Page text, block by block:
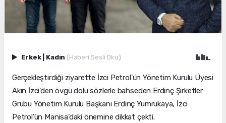
Erkek Kadın (Haberi Sesli Oku)
Gerçekleştirdiği ziyarette İzci Petrol'ün Yönetim Kurulu Üyesi
Akın İzci'den övgü dolu sözlerle bahseden Erdinç Şirketler
Grubu Yönetim Kurulu Başkanı Erdinç Yumrukaya, İzci
Petrol’ün Manisa’daki önemine dikkat çekti.